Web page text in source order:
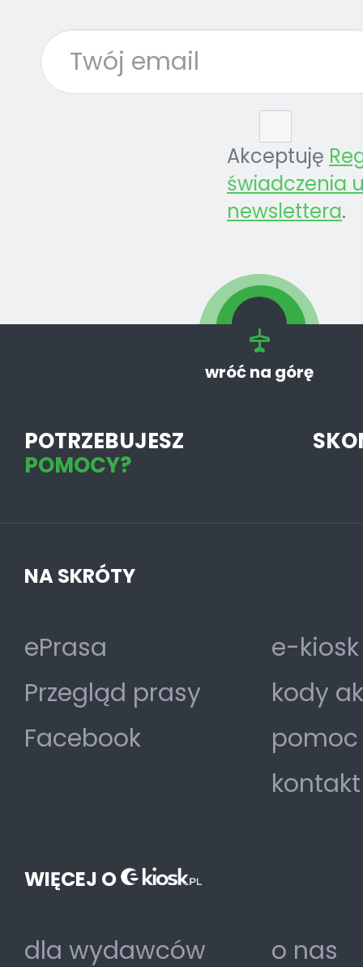
Akceptuję
świadczenia
newslettera.
wróć na górę
POTRZEBUJESZ
POMOCY?
NA SKRÓTY
ePrasa
Przegląd prasy
Facebook
e-
kody
pomoc
kontakt
WIĘCEJ O
dla wydawców o nas